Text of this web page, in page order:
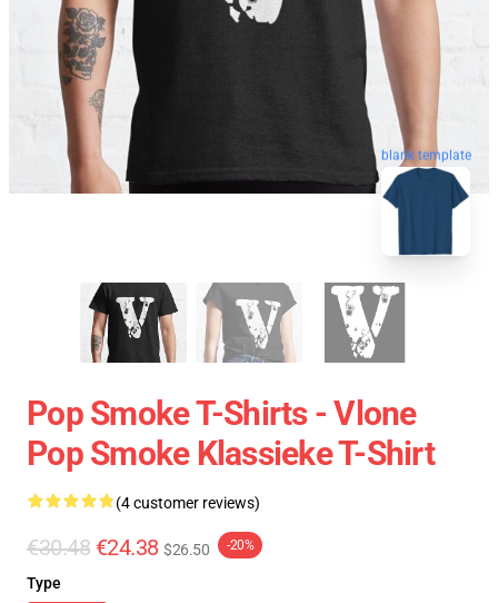
blank template
Pop Smoke T-Shirts - Vlone
Pop Smoke Klassieke T-Shirt
(4 customer reviews)
€30.48 €24.38 $26.50 -20%
Type